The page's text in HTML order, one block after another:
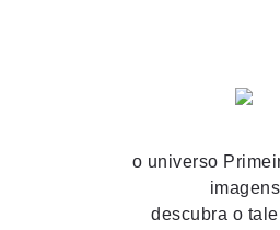
o universo
imagens
descubra o